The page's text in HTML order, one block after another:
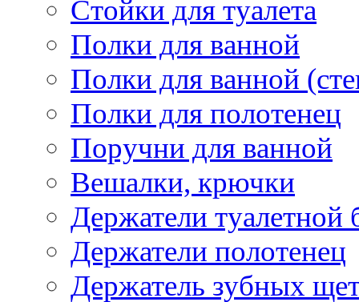
Стойки для туалета
Полки для ванной
Полки для ванной
Полки для полотенец
Поручни для ванной
Вешалки, крючки
Держатели туалетной
Держатели полотенец
Держатель зубных